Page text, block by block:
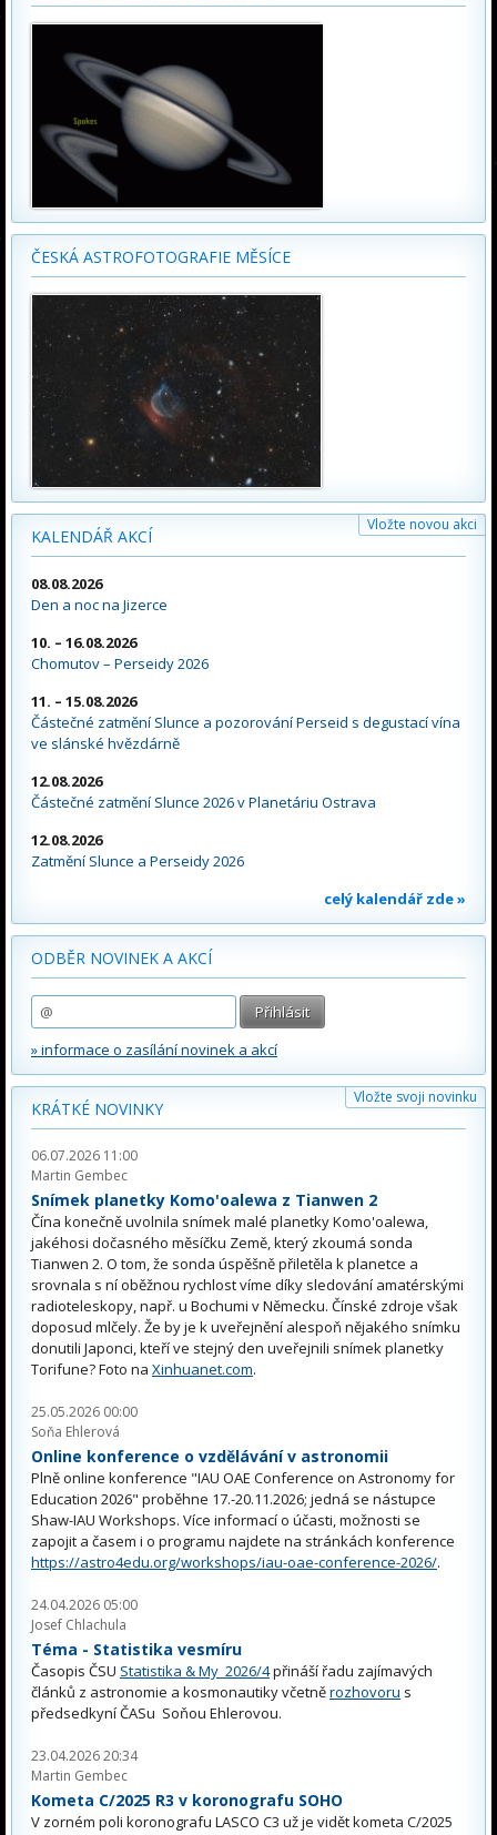
ČESKÁ ASTROFOTOGRAFIE MĚSÍCE
KALENDÁŘ AKCÍ
Vložte novou akci
08.08.2026
Den a noc na Jizerce
10. – 16.08.2026
Chomutov – Perseidy 2026
11. – 15.08.2026
Částečné zatmění Slunce a pozorování Perseid s degustací vína
ve slánské hvězdárně
12.08.2026
Částečné zatmění Slunce 2026 v Planetáriu Ostrava
12.08.2026
Zatmění Slunce a Perseidy 2026
celý kalendář zde »
ODBĚR NOVINEK A AKCÍ
» informace o zasílání novinek a akcí
Vložte svoji novinku
KRÁTKÉ NOVINKY
06.07.2026 11:00
Martin Gembec
Snímek planetky Komo'oalewa z Tianwen 2
Čína konečně uvolnila snímek malé planetky Komo'oalewa,
jakéhosi dočasného měsíčku Země, který zkoumá sonda
Tianwen 2. O tom, že sonda úspěšně přiletěla k planetce a
srovnala s ní oběžnou rychlost víme díky sledování amatérskými
radioteleskopy, např. u Bochumi v Německu. Čínské zdroje však
doposud mlčely. Že by je k uveřejnění alespoň nějakého snímku
donutili Japonci, kteří ve stejný den uveřejnili snímek planetky
Torifune? Foto na Xinhuanet.com.
25.05.2026 00:00
Soňa Ehlerová
Online konference o vzdělávání v astronomii
Plně online konference "IAU OAE Conference on Astronomy for
Education 2026" proběhne 17.-20.11.2026; jedná se nástupce
Shaw-IAU Workshops. Více informací o účasti, možnosti se
zapojit a časem i o programu najdete na stránkách konference
https://astro4edu.org/workshops/iau-oae-conference-2026/.
24.04.2026 05:00
Josef Chlachula
Téma - Statistika vesmíru
Časopis ČSU Statistika & My 2026/4přináší řadu zajímavých
článků z astronomie a kosmonautiky včetněrozhovoru s
předsedkyní ČASu Soňou Ehlerovou.
23.04.2026 20:34
Martin Gembec
Kometa C/2025 R3 v koronografu SOHO
V zorném poli koronografu LASCO C3 už je vidět kometa C/2025